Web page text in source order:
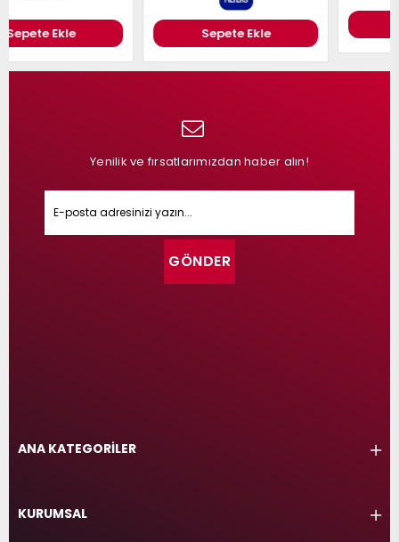
Sepete Ekle Sepete Ekle
Yenilik ve fırsatlarımızdan haber alın!
GÖNDER
ANA KATEGORİLER
KURUMSAL